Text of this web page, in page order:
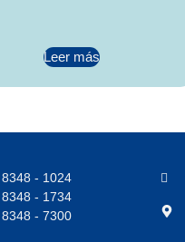
Leer más
- 1024
- 1734
- 7300